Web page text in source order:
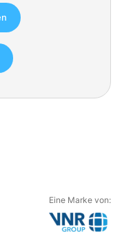
Eine Marke von: